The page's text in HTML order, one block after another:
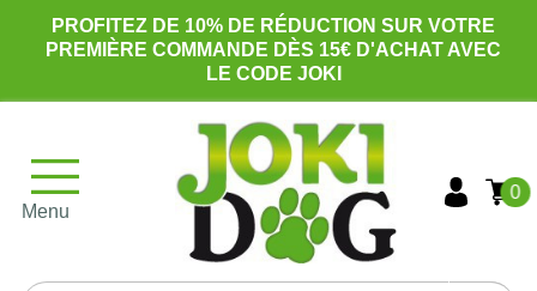
PROFITEZ DE 10% DE RÉDUCTION SUR VOTRE
PREMIÈRE COMMANDE DÈS 15€ D'ACHAT AVEC
LE CODE JOKI
Menu
0